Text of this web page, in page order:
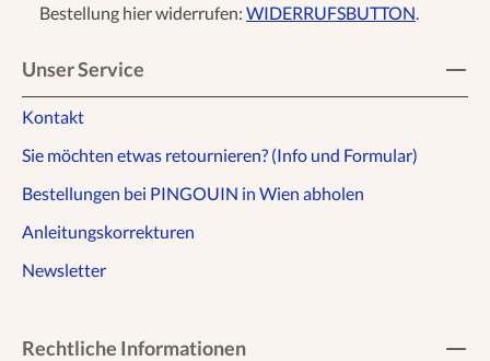
Bestellung hier widerrufen: WIDERRUFSBUTTON
Unser Service
Kontakt
Sie möchten etwas retournieren? (Info und Formular)
Bestellungen bei PINGOUIN in Wien abholen
Anleitungskorrekturen
Newsletter
Rechtliche Informationen